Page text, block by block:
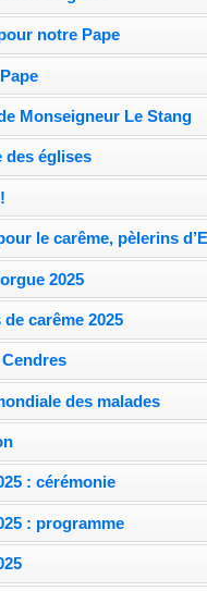
notre Pape
Monseigneur Le Stang
des églises
le carême, pèlerins
2025
carême 2025
des malades
: cérémonie
: programme